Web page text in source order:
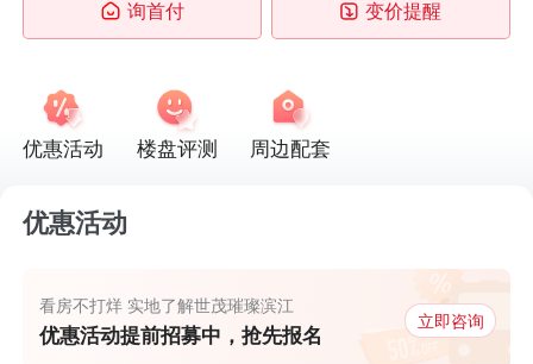
询首付 变价提醒
优惠活动 楼盘评测 周边配套
优惠活动
看房不打烊 实地了解世茂璀璨滨江
优惠活动提前招募中，抢先报名
立即咨询